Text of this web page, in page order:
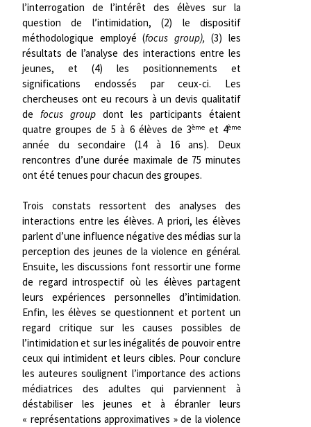
l’interrogation de l’intérêt des élèves sur la
question de l’intimidation, (2) le dispositif
méthodologique employé (focus group), (3) les
résultats de l’analyse des interactions entre les
jeunes, et (4) les positionnements et
significations endossés par ceux-ci. Les
chercheuses ont eu recours à un devis qualitatif
de focus group dont les participants étaient
quatre groupes de 5 à 6 élèves de 3èmeet 4ème
année du secondaire (14 à 16 ans). Deux
rencontres d’une durée maximale de 75 minutes
ont été tenues pour chacun des groupes.
Trois constats ressortent des analyses des
interactions entre les élèves. A priori, les élèves
parlent d’une influence négative des médias sur la
perception des jeunes de la violence en général.
Ensuite, les discussions font ressortir une forme
de regard introspectif où les élèves partagent
leurs expériences personnelles d’intimidation.
Enfin, les élèves se questionnent et portent un
regard critique sur les causes possibles de
l’intimidation et sur les inégalités de pouvoir entre
ceux qui intimident et leurs cibles. Pour conclure
les auteures soulignent l’importance des actions
médiatrices des adultes qui parviennent à
déstabiliser les jeunes et à ébranler leurs
« représentations approximatives » de la violence